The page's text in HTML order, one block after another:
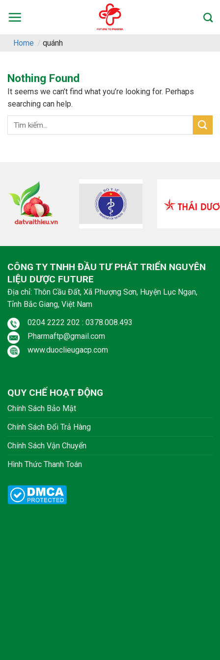
Home / quánh
Nothing Found
It seems we can’t find what you’re looking for. Perhaps
searching can help.
CÔNG TY TNHH ĐẦU TƯ PHÁT TRIỂN NGUYÊN
LIỆU DƯỢC FUTURE
Địa chỉ: Thôn Cầu Đất, Xã Phượng Sơn, Huyện Lục Ngạn,
Tỉnh Bắc Giang, Việt Nam
0204 2222 202 : 0378.008.493
Pharmaftp@gmail.com
www.duoclieugacp.com
QUY CHẾ HOẠT ĐỘNG
Chính Sách Bảo Mật
Chính Sách Đổi Trả Hàng
Chính Sách Vận Chuyển
Hình Thức Thanh Toán